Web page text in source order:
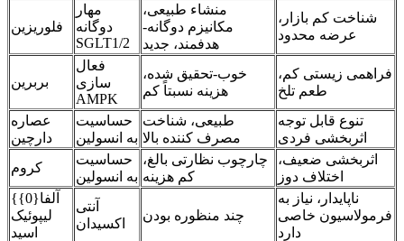
فلوریزین
مهار
دوگانه
SGLT1/2
منشاء طبیعی،
مکانیزم دوگانه-
هدفمند، جدید
شناخت کم بازار،
عرضه محدود
بربرین
فعال
سازی
AMPK
خوب-تحقیق شده،
هزینه نسبتاً کم
فراهمی زیستی کم،
طعم تلخ
عصاره
دارچین
حساسیت
به انسولین
طبیعی، شناخت
مصرف کننده بالا
تنوع قابل توجه
اثربخشی فردی
کروم
حساسیت
به انسولین
چارچوب نظارتی بالغ،
کم هزینه
اثربخشی ضعیف،
اختلاف دوز
آلفا{0}}
لیپوئیک
اسید
آنتی
اکسیدان
چند منظوره بودن
ناپایدار، نیاز به
فرمولاسیون خاصی
دارد